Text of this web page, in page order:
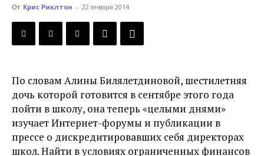
Кыргызстана
От Крис Риклтон - 22 января 2014
По словам Алины Билялетдиновой, шестилетняя
дочь которой готовится в сентябре этого года
пойти в школу, она теперь «целыми днями»
изучает Интернет-форумы и публикации в
прессе о дискредитировавших себя директорах
школ. Найти в условиях ограниченных финансов